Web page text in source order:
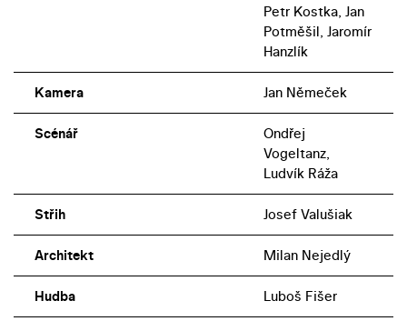
Petr Kostka, Jan
Potměšil, Jaromír
Hanzlík
Kamera Jan Němeček
Scénář
Ondřej
Vogeltanz,
Ludvík Ráža
Střih Josef Valušiak
Architekt Milan Nejedlý
Hudba Luboš Fišer